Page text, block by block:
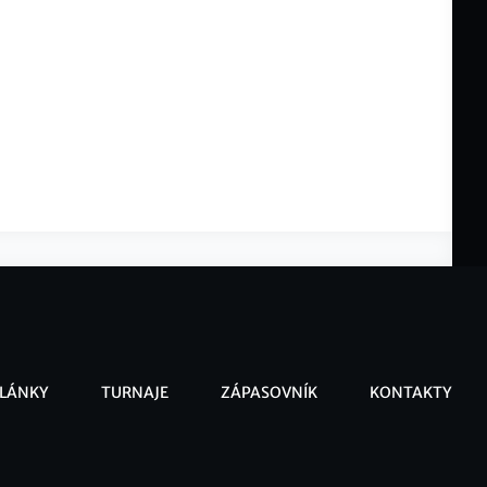
TURNAJE ZÁPASOVNÍK KONTAKTY